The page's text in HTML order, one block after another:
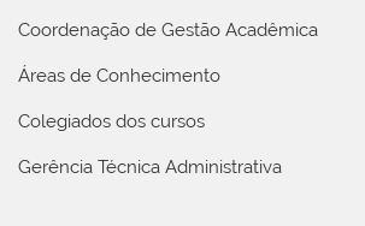
Coordenação de Gestão Acadêmica
Áreas de Conhecimento
Colegiados dos cursos
Gerência Técnica Administrativa